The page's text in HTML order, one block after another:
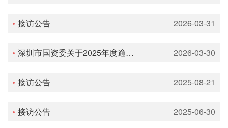
接访公告 2026-03-31
深圳市国资委关于2025年度逾期尚未支付中小企业款项信息的公示 2026-03-30
接访公告 2025-08-21
接访公告 2025-06-30